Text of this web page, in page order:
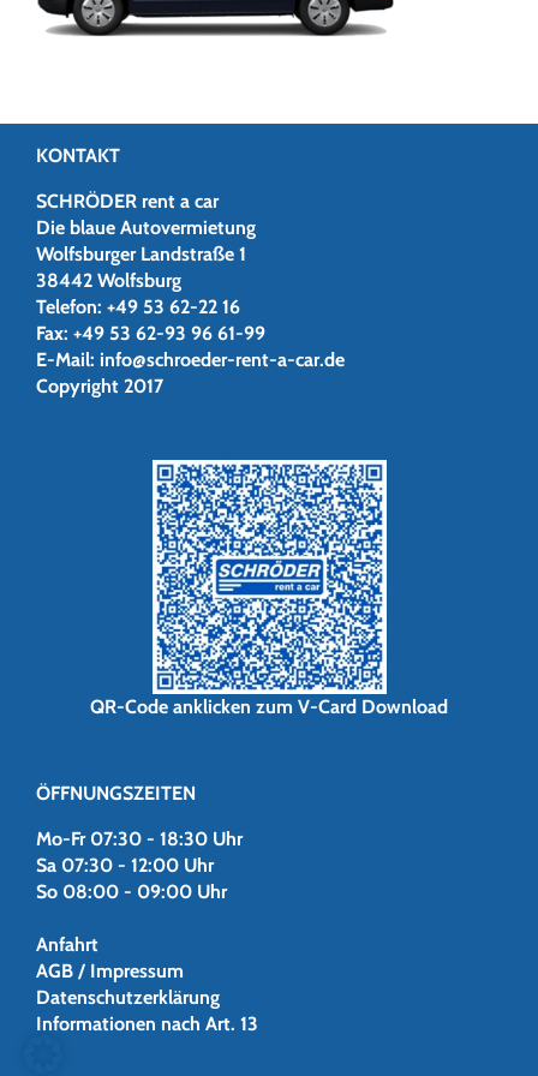
KONTAKT
SCHRÖDER rent a car
Die blaue Autovermietung
Wolfsburger Landstraße 1
38442 Wolfsburg
Telefon: +49 53 62-22 16
Fax: +49 53 62-93 96 61-99
E-Mail: info@schroeder-rent-a-car.de
Copyright 2017
QR-Code anklicken zum V-Card Download
ÖFFNUNGSZEITEN
Mo-Fr 07:30 - 18:30 Uhr
Sa 07:30 - 12:00 Uhr
So 08:00 - 09:00 Uhr
Anfahrt
AGB / Impressum
Datenschutzerklärung
Informationen nach Art. 13